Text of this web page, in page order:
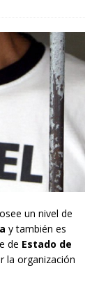
un nivel de
y también es
de Estado de
la organización